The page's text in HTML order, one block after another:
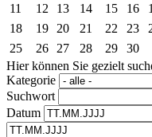
11
12 13 14 15 16
18
19 20 21 22 23
25
26 27 28 29
30
Hier können Sie gezielt
Kategorie
Suchwort
Datum